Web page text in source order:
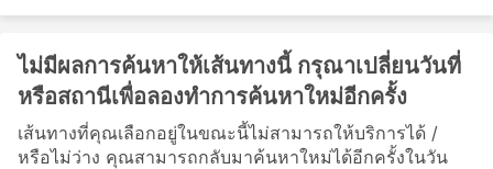
ไม่มีผลการค้นหาให้เส้นทางนี้ กรุณาเปลี่ยนวันที่
หรือสถานีเพื่อลองทำการค้นหาใหม่อีกครั้ง
เส้นทางที่คุณเลือกอยู่ในขณะนี้ไม่สามารถให้บริการได้ /
หรือไม่ว่าง คุณสามารถกลับมาค้นหาใหม่ได้อีกครั้งในวัน